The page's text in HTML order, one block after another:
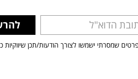
שמסרתי ישמשו לצורך הודעות/תכן שיווקיות